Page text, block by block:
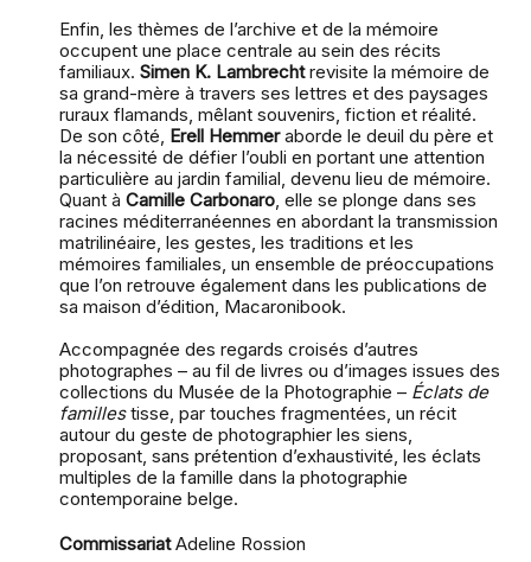
Enfin, les thèmes de l’archive et de la mémoire
occupent une place centrale au sein des récits
familiaux. Simen K. Lambrechtrevisite la mémoire de
sa grand-mère à travers ses lettres et des paysages
ruraux flamands, mêlant souvenirs, fiction et réalité.
De son côté, Erell Hemmeraborde le deuil du père et
la nécessité de défier l’oubli en portant une attention
particulière au jardin familial, devenu lieu de mémoire.
Quant à Camille Carbonaro, elle se plonge dans ses
racines méditerranéennes en abordant la transmission
matrilinéaire, les gestes, les traditions et les
mémoires familiales, un ensemble de préoccupations
que l’on retrouve également dans les publications de
sa maison d’édition, Macaronibook.
Accompagnée des regards croisés d’autres
photographes – au fil de livres ou d’images issues des
collections du Musée de la Photographie – Éclats de
famillestisse, par touches fragmentées, un récit
autour du geste de photographier les siens,
proposant, sans prétention d’exhaustivité, les éclats
multiples de la famille dans la photographie
contemporaine belge.
CommissariatAdeline Rossion